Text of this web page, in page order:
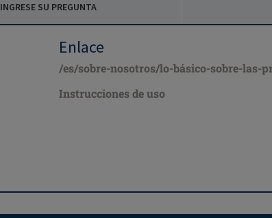
INGRESE SU PREGUNTA
Enlace
/es/sobre-nosotros/lo-básico-sobre-las-
Instrucciones de uso